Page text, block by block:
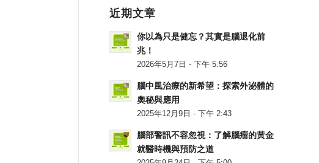
近期文章
你以為只是健忘？其實是腦退化前
兆！
2026年5月7日 - 下午 5:56
腦中風治療的新希望：探索外泌體的
奧秘與應用
2025年12月9日 - 下午 2:43
腦部警訊不容忽視：了解腦瘤的黃金
就醫時機與預防之道